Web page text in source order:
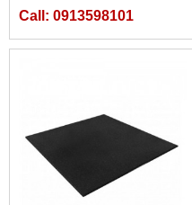
Call: 0913598101